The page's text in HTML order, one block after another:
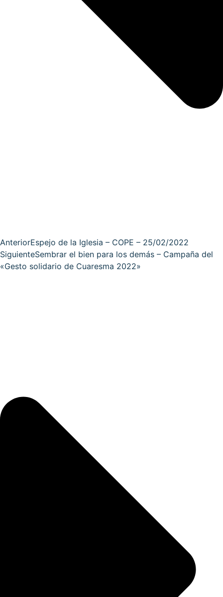
AnteriorEspejo de la Iglesia – COPE – 25/02/2022
SiguienteSembrar el bien para los demás – Campaña del
«Gesto solidario de Cuaresma 2022»